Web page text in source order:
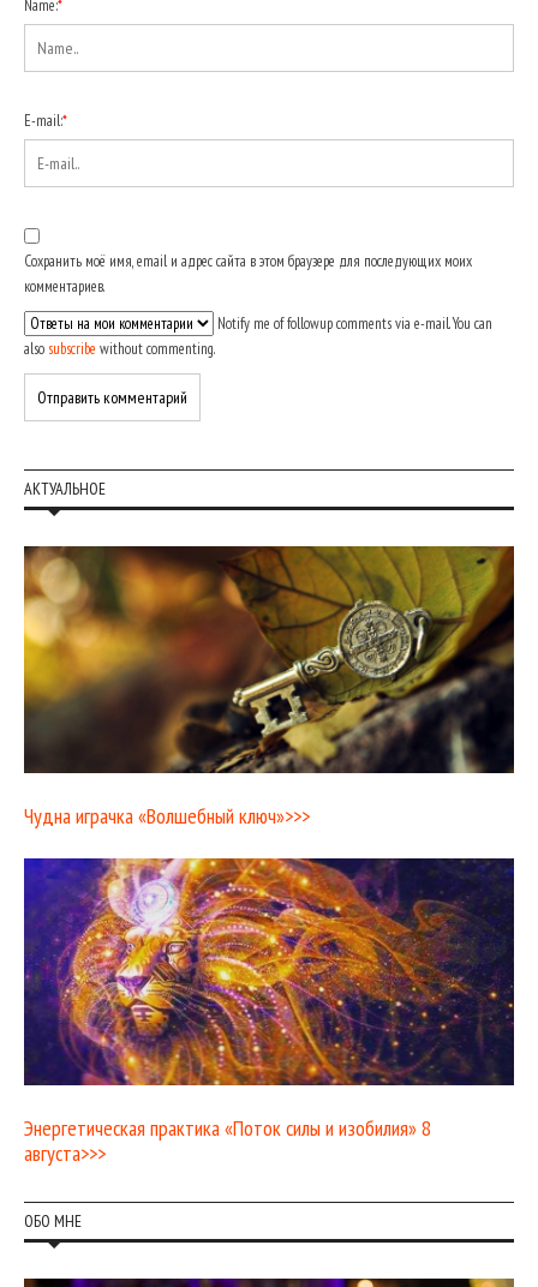
Name:*
E-mail:*
Сохранить моё имя, email и адрес сайта в этом браузере для последующих моих
комментариев.
Notify me of followup comments via e-mail. You can
also subscribe without commenting.
АКТУАЛЬНОЕ
Чудна играчка «Волшебный ключ»>>>
Энергетическая практика «Поток силы и изобилия» 8
августа>>>
ОБО МНЕ